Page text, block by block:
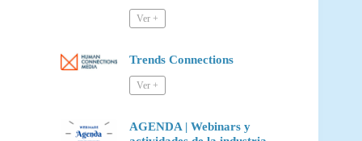
Trends Connections
AGENDA | Webinars y